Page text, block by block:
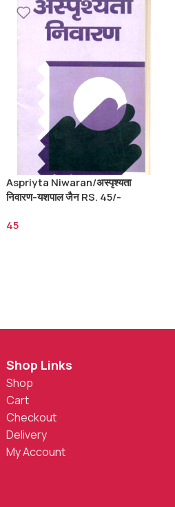
Aspriyta Niwaran/अस्पृश्यता
निवारण-यशपाल जैन RS. 45/-
45
Shop Links
Shop
Cart
Checkout
Delivery
My Account